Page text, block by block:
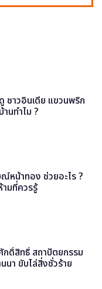
ชาวอินเดีย แขวนพริก
านทำไม ?
หน้าทอง ช่วยอะไร ?
มที่ควรรู้
ดิ์สิทธิ์ สถาปัตยกรรม
นา ขับไล่สิ่งชั่วร้าย